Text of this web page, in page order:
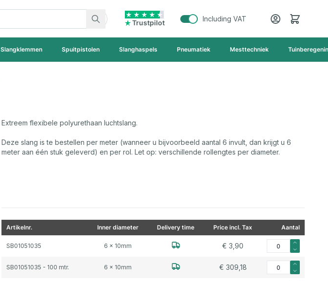
Trustpilot
Including VAT Cart
Slangklemmen Spuitpistolen Slanghaspels Pneumatiek Mesttechniek
Extreem flexibele polyurethaan luchtslang.
Deze slang is te bestellen per meter (wanneer u bijvoorbeeld aantal 6 invult, dan krijgt u 6
meter aan één stuk geleverd) en per rol. Let op: verschillende rollengtes per diameter.
Artikelnr. Inner diameter Delivery time Price incl. Tax Aantal
SB01051035 6 x 10mm € 3,90 Aantal voor
SB01051035 - 100 mtr. 6 x 10mm € 309,18 Aantal voor